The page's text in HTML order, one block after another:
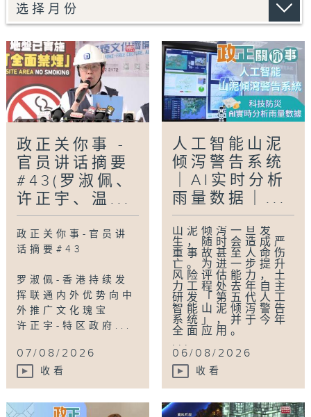
Go）」紧贴最新节目：
https://rthk.hk/otg
记得LIKE + 订阅+ 推播通知！
#政正关你事 #港台电视31 #华富邨 #薄扶林
南公营房屋 #华富邨重建计划
政正关你事 -
官员讲话摘要
#43(罗淑佩、
许正宇、温...
政正关你事-官员讲
话摘要#43
罗淑佩-香港持续发
挥联通内外优势向中
外推广文化瑰宝
许正宇-特区政府...
07/08/2026
收看
人工智能山泥
倾泻警告系统
｜AI实时分析
雨量数据｜...
山泥倾泻一旦发
生，随时会造成严
重事故甚至人命伤
亡。为进一步提升
风险评估能力，土
力工程处去年自主
研发「第五代人工
智能山泥倾泻警告
系统」，并于今年
全面应用。
...
06/08/2026
收看